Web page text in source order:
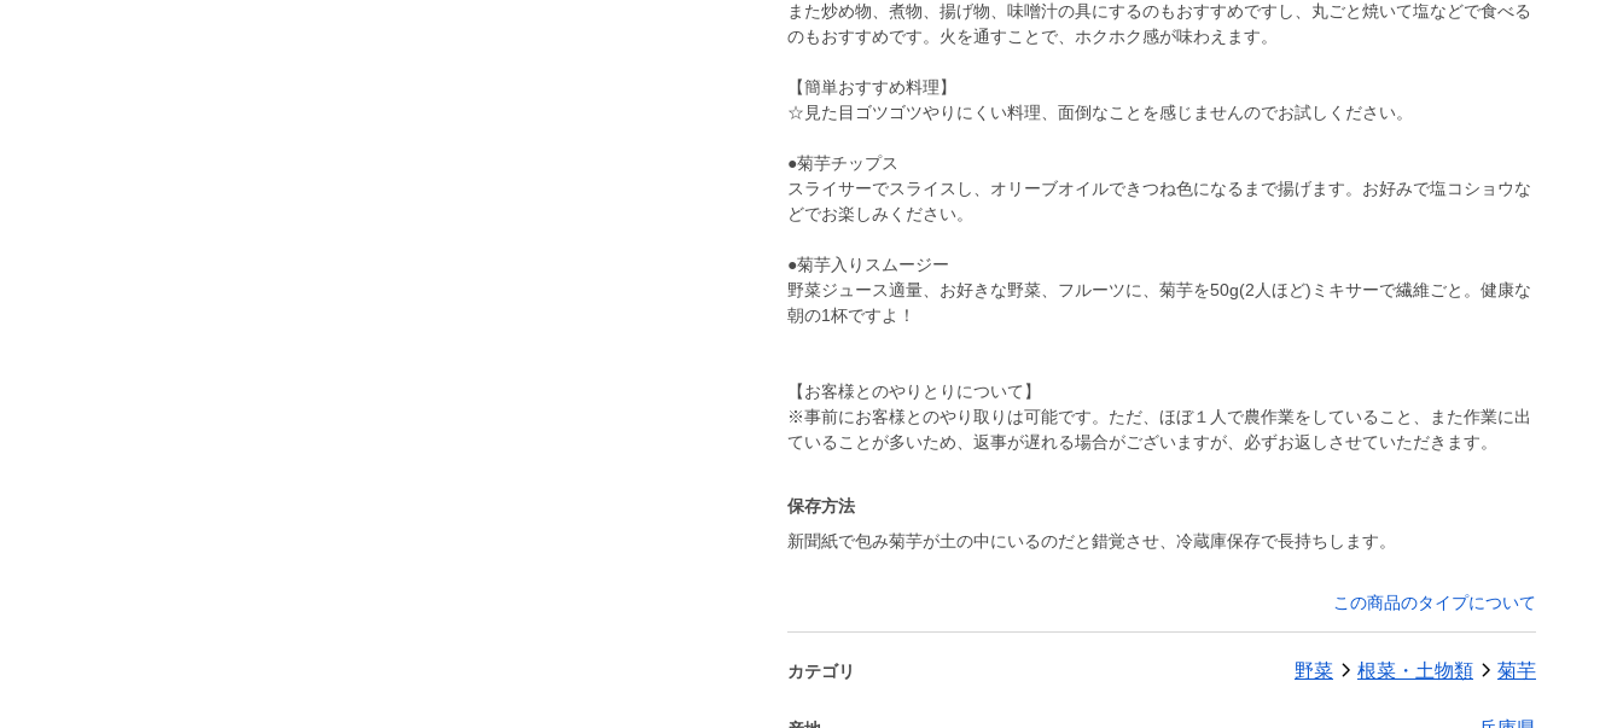
また炒め物、煮物、揚げ物、味噌汁の具にするのもおすすめですし、丸ごと焼いて塩などで食べる
のもおすすめです。火を通すことで、ホクホク感が味わえます。
【簡単おすすめ料理】
☆見た目ゴツゴツやりにくい料理、面倒なことを感じませんのでお試しください。
●菊芋チップス
スライサーでスライスし、オリーブオイルできつね色になるまで揚げます。お好みで塩コショウな
どでお楽しみください。
●菊芋入りスムージー
野菜ジュース適量、お好きな野菜、フルーツに、菊芋を50g(2人ほど)ミキサーで繊維ごと。健康な
朝の1杯ですよ！
【お客様とのやりとりについて】
※事前にお客様とのやり取りは可能です。ただ、ほぼ１人で農作業をしていること、また作業に出
ていることが多いため、返事が遅れる場合がございますが、必ずお返しさせていただきます。
保存方法
新聞紙で包み菊芋が土の中にいるのだと錯覚させ、冷蔵庫保存で長持ちします。
この商品のタイプについて
カテゴリ 野菜 根菜・土物類 菊芋